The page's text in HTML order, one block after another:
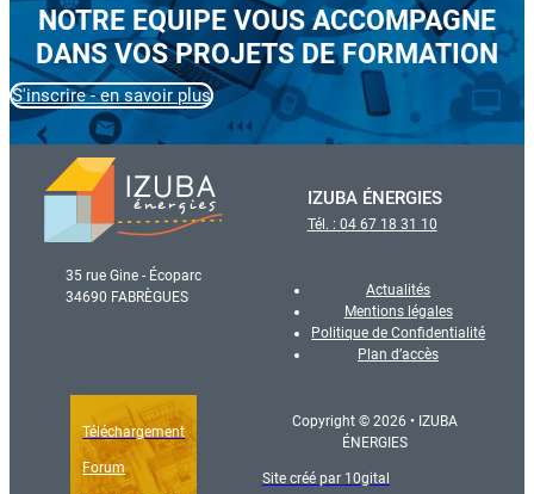
NOTRE EQUIPE VOUS ACCOMPAGNE
DANS VOS PROJETS DE FORMATION
S'inscrire - en savoir plus
IZUBA ÉNERGIES
Tél. : 04 67 18 31 10
35 rue Gine - Écoparc
34690 FABRÈGUES
Actualités
Mentions légales
Politique de Confidentialité
Plan d’accès
Téléchargement
Forum
Copyright © 2026 • IZUBA
ÉNERGIES
Site créé par 10gital